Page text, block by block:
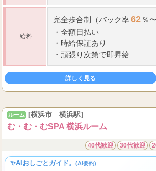
給料
完全歩合制（バック率62 ％
・ 全額日払い
・ 時給保証あり
・ 頑張り次第で即昇給
詳しく見る
ルーム [横浜市 横浜駅]
む・む・むSPA 横浜ルーム
40代歓迎 30代歓迎
✨AIおしごとガイド。 (AI要約)